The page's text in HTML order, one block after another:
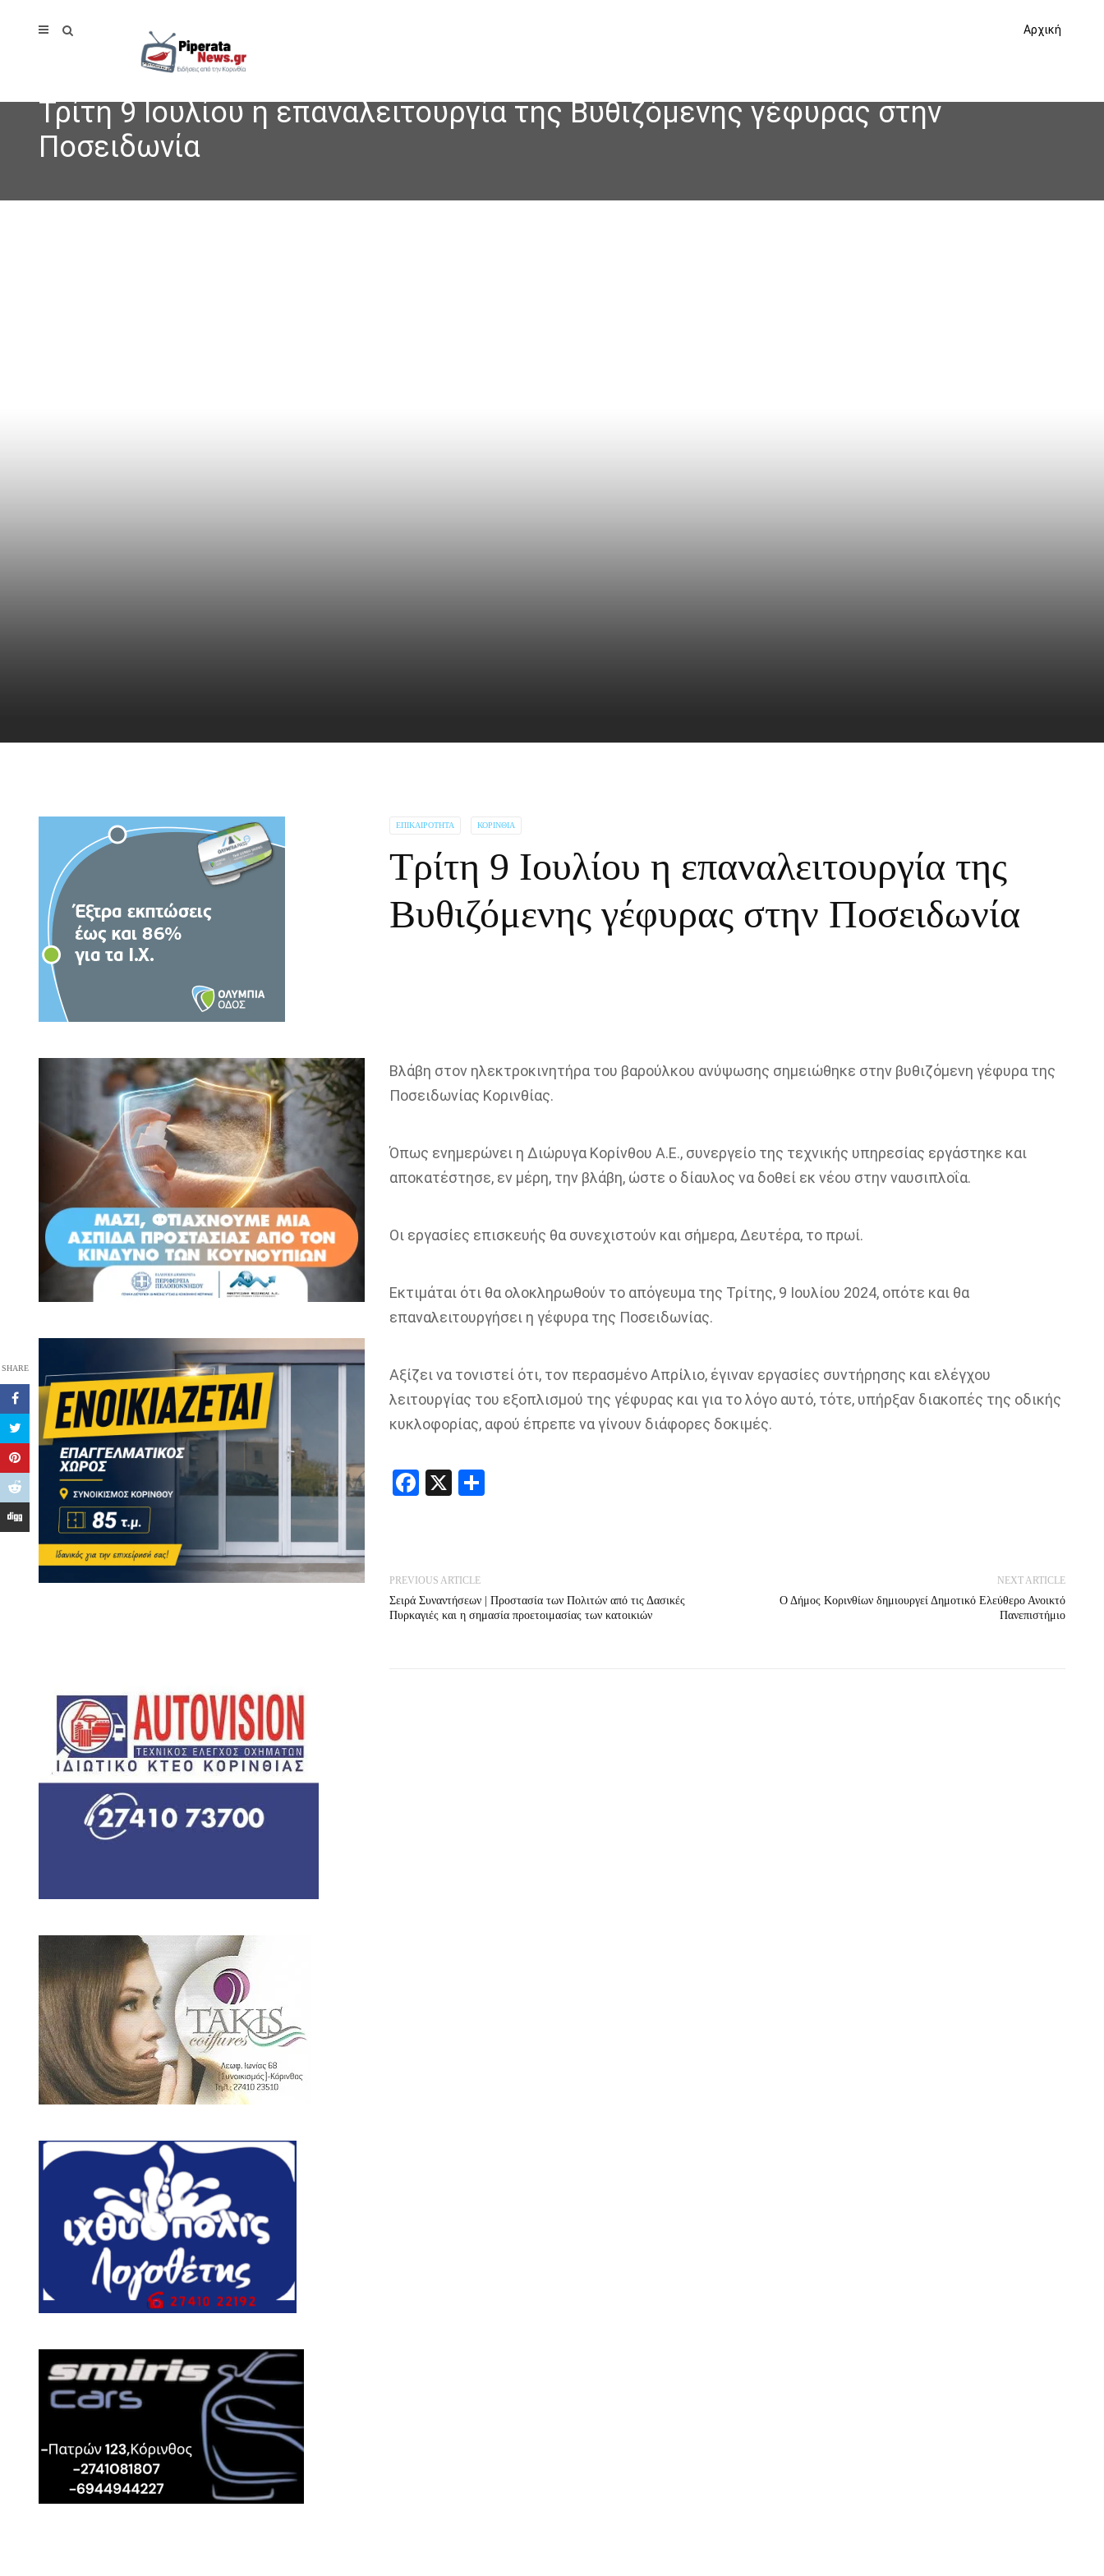
Αρχική
Τρίτη 9 Ιουλίου η επαναλειτουργία της Βυθιζόμενης γέφυρας στην
Ποσειδωνία
ΕΠΙΚΑΙΡΌΤΗΤΑ ΚΟΡΙΝΘΊΑ
Τρίτη 9 Ιουλίου η επαναλειτουργία της
Βυθιζόμενης γέφυρας στην Ποσειδωνία
SHARE
Βλάβη στον ηλεκτροκινητήρα του βαρούλκου ανύψωσης σημειώθηκε στην βυθιζόμενη γέφυρα της
Ποσειδωνίας Κορινθίας.
Όπως ενημερώνει η Διώρυγα Κορίνθου Α.Ε., συνεργείο της τεχνικής υπηρεσίας εργάστηκε και
αποκατέστησε, εν μέρη, την βλάβη, ώστε ο δίαυλος να δοθεί εκ νέου στην ναυσιπλοΐα.
Οι εργασίες επισκευής θα συνεχιστούν και σήμερα, Δευτέρα, το πρωί.
Εκτιμάται ότι θα ολοκληρωθούν το απόγευμα της Τρίτης, 9 Ιουλίου 2024, οπότε και θα
επαναλειτουργήσει η γέφυρα της Ποσειδωνίας.
Αξίζει να τονιστεί ότι, τον περασμένο Απρίλιο, έγιναν εργασίες συντήρησης και ελέγχου
λειτουργίας του εξοπλισμού της γέφυρας και για το λόγο αυτό, τότε, υπήρξαν διακοπές της οδικής
κυκλοφορίας, αφού έπρεπε να γίνουν διάφορες δοκιμές.
Facebook
X Share
PREVIOUS ARTICLE
Σειρά Συναντήσεων | Προστασία των Πολιτών από τις Δασικές
Πυρκαγιές και η σημασία προετοιμασίας των κατοικιών
NEXT ARTICLE
Ο Δήμος Κορινθίων δημιουργεί Δημοτικό Ελεύθερο Ανοικτό
Πανεπιστήμιο